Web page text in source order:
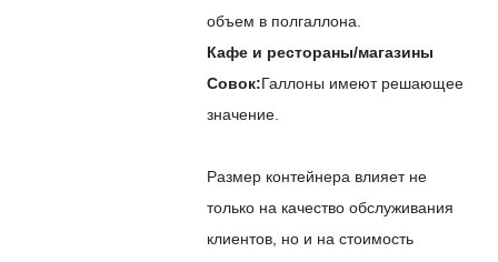
объем в полгаллона.
Кафе и рестораны/магазины
Совок:Галлоны имеют решающее
значение.
Размер контейнера влияет не
только на качество обслуживания
клиентов, но и на стоимость